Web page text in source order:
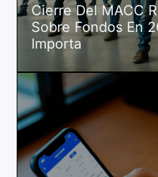
Cierre Del MACC
Sobre Fondos En
Importa